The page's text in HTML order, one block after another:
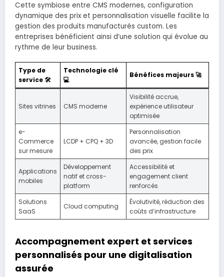
Cette symbiose entre CMS modernes, configuration
dynamique des prix et personnalisation visuelle facilite la
gestion des produits manufacturés custom. Les
entreprises bénéficient ainsi d’une solution qui évolue au
rythme de leur business.
Type de
service 🛠️
Technologie clé
💻
Bénéfices majeurs 🚀
Sites vitrines CMS moderne
Visibilité accrue,
expérience utilisateur
optimisée
e-
Commerce
sur mesure
LCDP + CPQ + 3D
Personnalisation
avancée, gestion facile
des prix
Applications
mobiles
Développement
natif et cross-
platform
Accessibilité et
engagement client
renforcés
Solutions
SaaS
Cloud computing
Évolutivité, réduction des
coûts d’infrastructure
Accompagnement expert et services
personnalisés pour une digitalisation
assurée